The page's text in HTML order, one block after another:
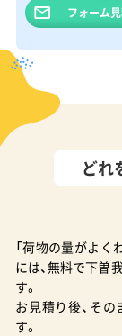
フォーム
どれ
「荷物の量がよく
には、無料で下曽
す。
お見積り後、そ
す。